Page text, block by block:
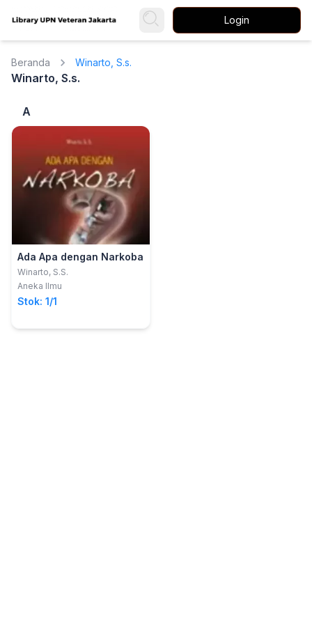
Login
Beranda Winarto, S.s.
Winarto, S.s.
A
Ada Apa dengan Narkoba
Winarto, S.S.
Aneka Ilmu
Stok: 1/1